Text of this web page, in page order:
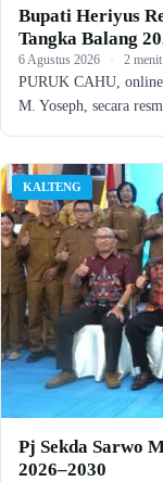
Bupati Heriyus
Tangka Balang
6 Agustus 2026 · 2
PURUK CAHU,
M. Yoseph, secara
KALTENG
Pj Sekda Sarwo
2026–2030